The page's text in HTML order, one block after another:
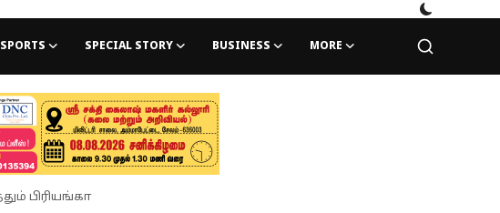
SPORTS SPECIAL STORY BUSINESS MORE
பிரியங்கா